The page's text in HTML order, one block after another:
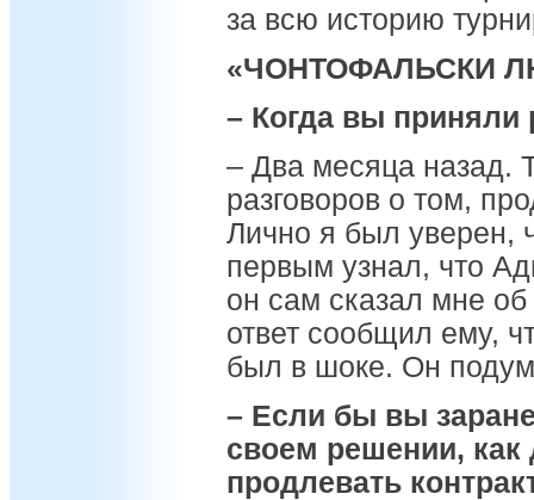
за всю историю
«ЧОНТОФАЛЬСКИ
– Когда вы приняли
– Два месяца назад.
разговоров о том,
Лично я был уверен,
первым узнал, что
он сам сказал мне об
ответ сообщил ему,
был в шоке. Он
– Если бы вы
своем решении, как
продлевать